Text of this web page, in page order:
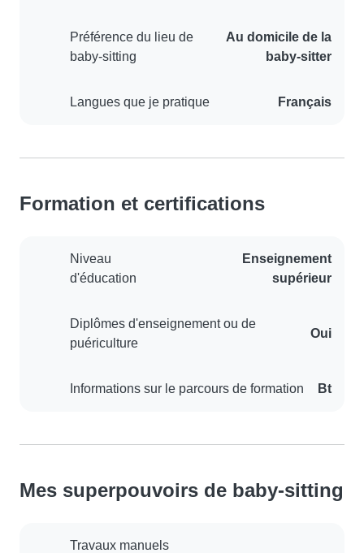
Préférence du lieu de
baby-sitting
Au domicile de la
baby-sitter
Langues que je pratique Français
Formation et certifications
Niveau
d'éducation
Enseignement
supérieur
Diplômes d'enseignement ou de
puériculture
Oui
Informations sur le parcours de formation Bt
Mes superpouvoirs de baby-sitting
Travaux manuels